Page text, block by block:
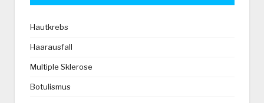
Hautkrebs
Haarausfall
Multiple Sklerose
Botulismus